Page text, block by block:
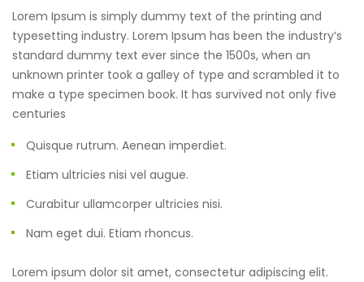
Lorem Ipsum is simply dummy text of the printing and
typesetting industry. Lorem Ipsum has been the industry’s
standard dummy text ever since the 1500s, when an
unknown printer took a galley of type and scrambled it to
make a type specimen book. It has survived not only five
centuries
Quisque rutrum. Aenean imperdiet.
Etiam ultricies nisi vel augue.
Curabitur ullamcorper ultricies nisi.
Nam eget dui. Etiam rhoncus.
Lorem ipsum dolor sit amet, consectetur adipiscing elit.